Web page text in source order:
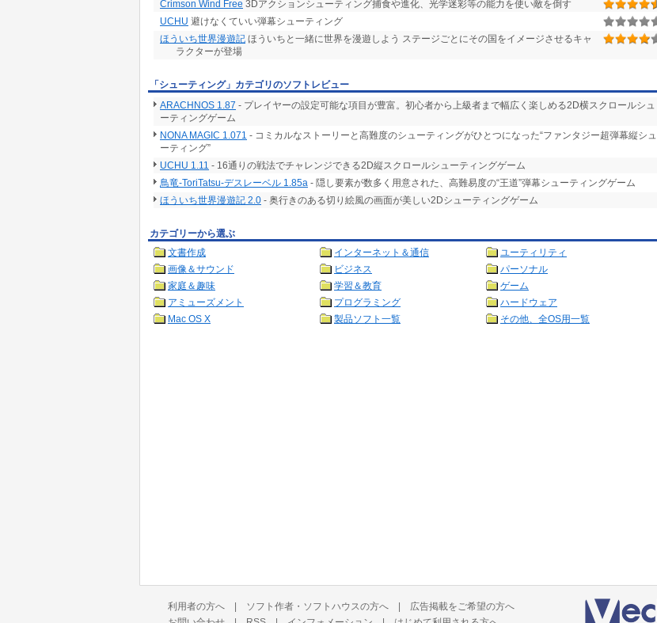
Crimson Wind Free 3Dアクションシューティング捕食や進化、光学迷彩等の能力を使い敵を倒す
UCHU 避けなくていい弾幕シューティング
ほういち世界漫遊記 ほういちと一緒に世界を漫遊しよう ステージごとにその国をイメージさせるキャ
ラクターが登場
「シューティング」カテゴリのソフトレビュー
ARACHNOS 1.87 - プレイヤーの設定可能な項目が豊富。初心者から上級者まで幅広く楽しめる2D横スクロールシュ
ーティングゲーム
NONA MAGIC 1.071 - コミカルなストーリーと高難度のシューティングがひとつになった“ファンタジー超弾幕縦シュ
ーティング”
UCHU 1.11 - 16通りの戦法でチャレンジできる2D縦スクロールシューティングゲーム
鳥竜-ToriTatsu-デスレーベル 1.85a - 隠し要素が数多く用意された、高難易度の“王道”弾幕シューティングゲーム
ほういち世界漫遊記 2.0 - 奥行きのある切り絵風の画面が美しい2Dシューティングゲーム
カテゴリーから選ぶ
文書作成
インターネット＆通信
ユーティリティ
画像＆サウンド
ビジネス
パーソナル
家庭＆趣味
学習＆教育
ゲーム
アミューズメント
プログラミング
ハードウェア
Mac OS X
製品ソフト一覧 その他、全OS用一覧
利用者の方へ | ソフト作者・ソフトハウスの方へ | 広告掲載をご希望の方へ